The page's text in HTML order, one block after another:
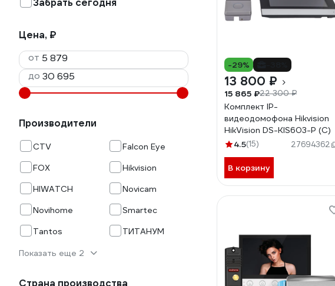
Забрать сегодня
Цена, ₽
от
до
Производители
CTV
Falcon Eye
FOX
Hikvision
HIWATCH
Novicam
Novihome
Smartec
Tantos
ТИТАНУМ
Показать еще 2
Страна производства
-29%
13 800 ₽
15 865 ₽22 300 ₽
Комплект IP-
видеодомофона Hikvision
HikVision DS-KIS603-P (C)
4.5(15) 27694362
В корзину